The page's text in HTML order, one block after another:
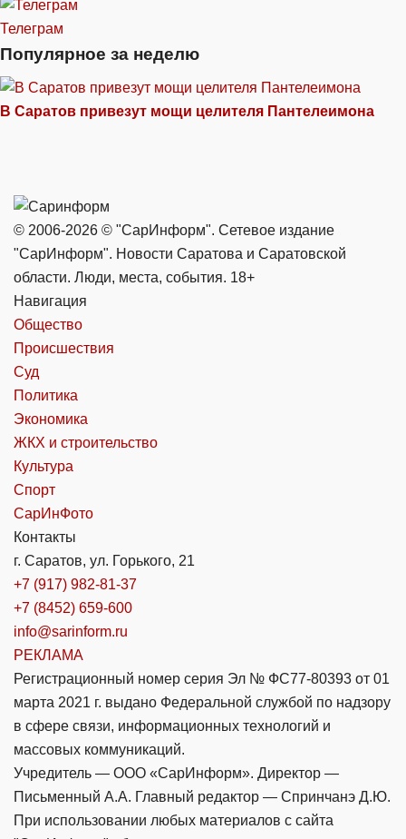
Телеграм
Популярное за неделю
В Саратов привезут мощи целителя Пантелеимона
© 2006-2026 © "СарИнформ". Сетевое издание
"СарИнформ". Новости Саратова и Саратовской
области. Люди, места, события. 18+
Навигация
Общество
Происшествия
Суд
Политика
Экономика
ЖКХ и строительство
Культура
Спорт
СарИнФото
Контакты
г. Саратов, ул. Горького, 21
+7 (917) 982-81-37
+7 (8452) 659-600
info@sarinform.ru
РЕКЛАМА
Регистрационный номер серия Эл № ФС77-80393 от 01
марта 2021 г. выдано Федеральной службой по надзору
в сфере связи, информационных технологий и
массовых коммуникаций.
Учредитель — ООО «СарИнформ». Директор —
Письменный А.А. Главный редактор — Спринчанэ Д.Ю.
При использовании любых материалов с сайта